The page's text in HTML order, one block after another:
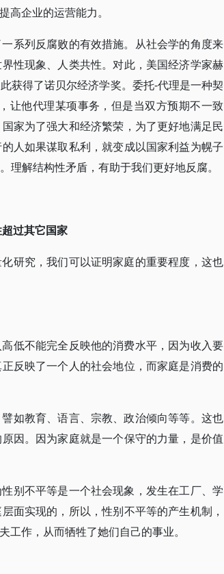
高企业的运营能力。
系列反腐败的有效措施。从社会学的角度来
性现象、人类共性。对此，美国经济学家赫
获得了诺贝尔经济学奖。委托-代理是一种契
让他代理某项事务，但是当双方预期不一致
家为了强大和经济繁荣，为了更好地满足民
人如果谋取私利，就变成以国家利益为幌子
理解结构性矛盾，有助于我们更好地反腐。
过其它国家
研究，我们可以证明家庭的重要程度，这也
低不能完全反映他的消费水平，因为收入要
反映了一个人的社会地位，而家庭是消费的
如教育、语言、宗教、政治倾向等等。这也
因。因为家庭就是一个保守的力量，是价值
别不平等是一个社会现象，发生在工厂、学
面实现的，所以，性别不平等的产生机制，
作，从而牺牲了她们自己的事业。